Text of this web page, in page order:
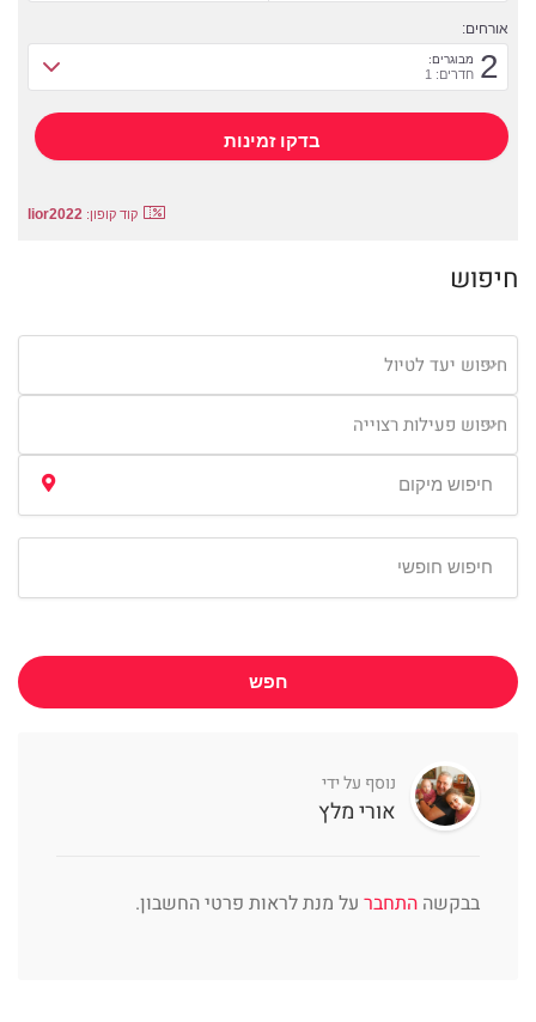
אורחים:
2 מבוגרים:
חדרים: 1
קוד קופון: lior2022
חיפוש
חיפוש יעד לטיול
חיפוש פעילות רצוייה
חפש
נוסף על ידי
אורי מלץ
בבקשה התחבר על מנת לראות פרטי החשבון.